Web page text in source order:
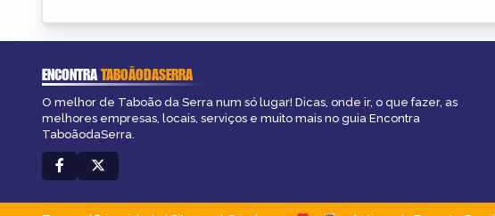
ENCONTRATABOÃODASERRA
O melhor de Taboão da Serra num só lugar! Dicas, onde ir, o que fazer, as
melhores empresas, locais, serviços e muito mais no guia Encontra
TaboãodaSerra.